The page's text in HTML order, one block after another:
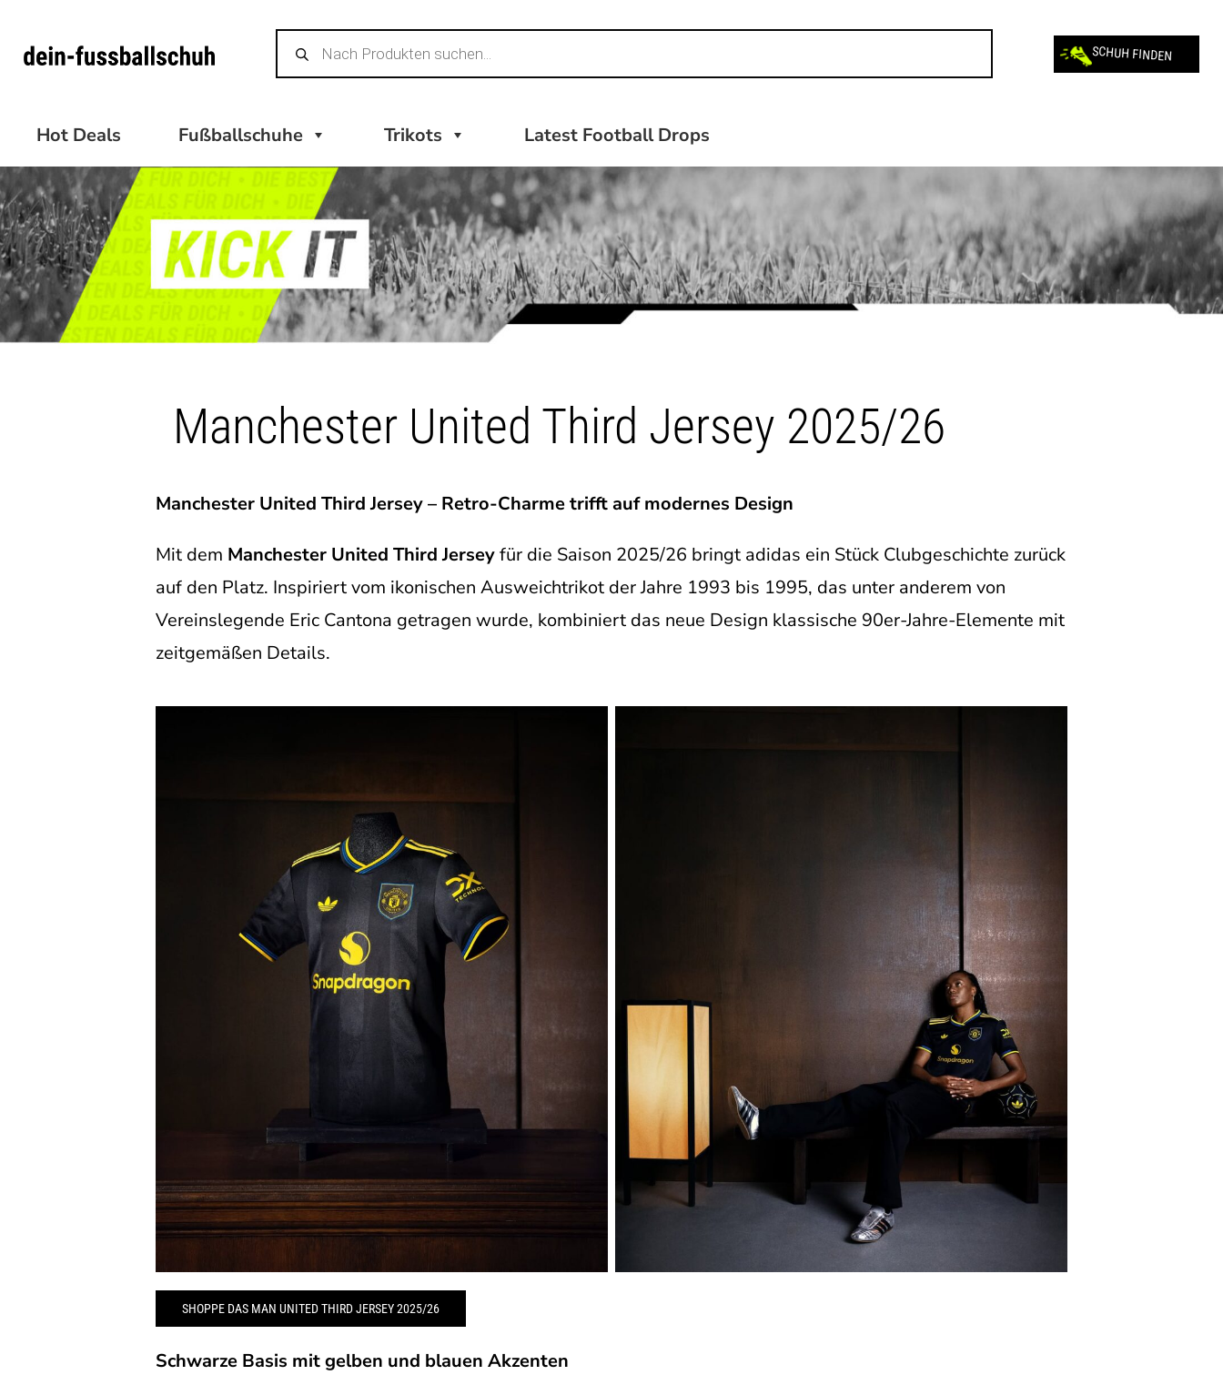
Inhalt
Products
search SCHUH FINDEN
Hot Deals Fußballschuhe Trikots Latest Football Drops
Manchester United Third Jersey 2025/26
Manchester United Third Jersey – Retro-Charme trifft auf modernes Design
Mit dem Manchester United Third Jerseyfür die Saison 2025/26 bringt adidas ein Stück Clubgeschichte zurück
auf den Platz. Inspiriert vom ikonischen Ausweichtrikot der Jahre 1993 bis 1995, das unter anderem von
Vereinslegende Eric Cantona getragen wurde, kombiniert das neue Design klassische 90er-Jahre-Elemente mit
zeitgemäßen Details.
SHOPPE DAS MAN UNITED THIRD JERSEY 2025/26
Schwarze Basis mit gelben und blauen Akzenten